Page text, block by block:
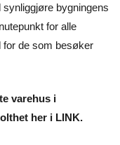
bygningens
for alle
de som besøker
varehus i
her i LINK.